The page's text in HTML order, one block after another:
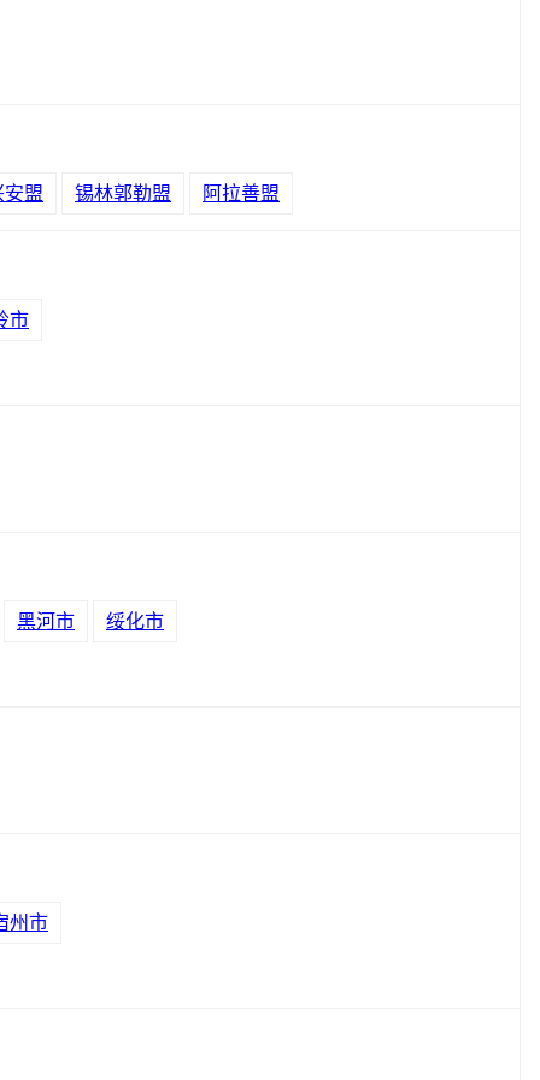
安盟 锡林郭勒盟 阿拉善盟
市
黑河市 绥化市
州市